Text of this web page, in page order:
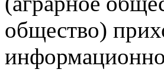
общество)